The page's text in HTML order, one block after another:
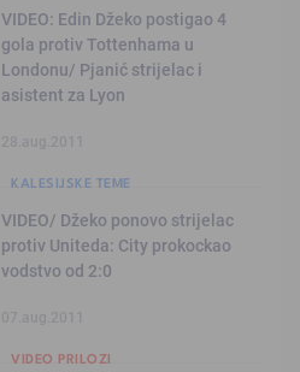
VIDEO: Edin Džeko postigao 4
gola protiv Tottenhama u
Londonu/ Pjanić strijelac i
asistent za Lyon
KALESIJSKE TEME
VIDEO/ Džeko ponovo strijelac
protiv Uniteda: City prokockao
vodstvo od 2:0
VIDEO PRILOZI